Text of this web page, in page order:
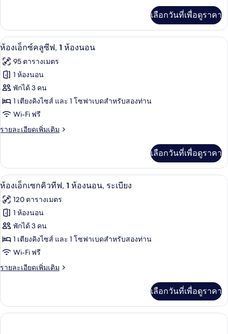
ว่าย
น้ำ
สระ
ว่าย
น้ำ
ดิโอ,
เตียง
คิง
ไซส์
เตียง
และ
สระ
ว่าย
น้ำ
ได้
เกี่ยว
กับ
แฟ
ลี่
สตู
โอ,
เตียง
คิง
ไซส์
1
เบด,
ใช้
สระ
น้ำ
ได้
เลือกวันที่เพื่อดูราคา
เปิด
ภาพถ่าย
ทั้งหมด
ของ
ห้อง
เอ็กซ์
คลู
1
ห้อง
นอน
เครื่องนอนระดับพรีเมียม, ตู้นิรภัยในห้
9
ห้องเอ็กซ์คลูซีฟ, 1 ห้องนอน
95 ตารางเมตร
1 ห้องนอน
พักได้ 3 คน
1 เตียงคิงไซส์ และ 1 โซฟาเบดสำหรับสองท่าน
Wi-Fi ฟรี
รายละเอียดเพิ่มเติม
ราย
เกี่ยว
กับ
ห้อง
คลู
ซีฟ,
ห้อง
นอน
เลือกวันที่เพื่อดูราคา
เปิด
ภาพถ่าย
ทั้งหมด
ของ
ห้อง
เอ็ก
เซก
ทีฟ,
ห้องเอ็กเซกคิวทีฟ, 1 ห้องนอน, ระเบีย
8
ห้องเอ็กเซกคิวทีฟ, 1 ห้องนอน, ระเบียง
120 ตารางเมตร
1 ห้องนอน
พักได้ 3 คน
1 เตียงคิงไซส์ และ 1 โซฟาเบดสำหรับสองท่าน
Wi-Fi ฟรี
รายละเอียดเพิ่มเติม
ราย
เกี่ยว
กับ
ห้อง
เลือกวันที่เพื่อดูราคา